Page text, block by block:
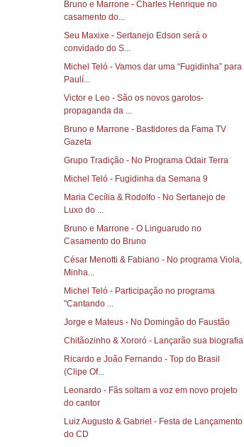
Bruno e Marrone - Charles Henrique no
casamento do...
Seu Maxixe - Sertanejo Edson será o
convidado do S...
Michel Teló - Vamos dar uma “Fugidinha” para
Paulí...
Victor e Leo - São os novos garotos-
propaganda da ...
Bruno e Marrone - Bastidores da Fama TV
Gazeta
Grupo Tradição - No Programa Odair Terra
Michel Teló - Fugidinha da Semana 9
Maria Cecília & Rodolfo - No Sertanejo de
Luxo do ...
Bruno e Marrone - O Linguarudo no
Casamento do Bruno
César Menotti & Fabiano - No programa Viola,
Minha...
Michel Teló - Participação no programa
"Cantando ...
Jorge e Mateus - No Domingão do Faustão
Chitãozinho & Xororó - Lançarão sua biografia
Ricardo e João Fernando - Top do Brasil
(Clipe Of...
Leonardo - Fãs soltam a voz em novo projeto
do cantor
Luiz Augusto & Gabriel - Festa de Lançamento
do CD